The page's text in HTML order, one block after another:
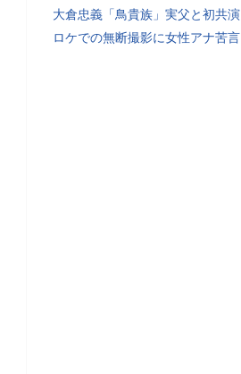
大倉忠義「鳥貴族」実父と初共演
ロケでの無断撮影に女性アナ苦言